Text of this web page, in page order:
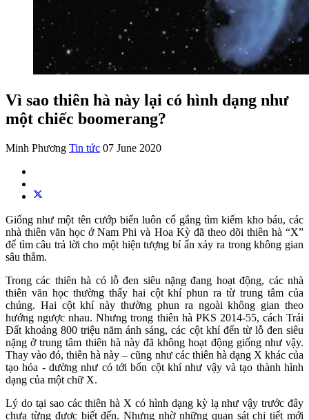
Vì sao thiên hà này lại có hình dạng như
một chiếc boomerang?
Minh Phương Tin tức 07 June 2020
Giống như một tên cướp biển luôn cố gắng tìm kiếm kho báu, các
nhà thiên văn học ở Nam Phi và Hoa Kỳ đã theo dõi thiên hà “X”
để tìm câu trả lời cho một hiện tượng bí ẩn xảy ra trong không gian
sâu thẳm.
Trong các thiên hà có lỗ đen siêu nặng đang hoạt động, các nhà
thiên văn học thường thấy hai cột khí phun ra từ trung tâm của
chúng. Hai cột khí này thường phun ra ngoài không gian theo
hướng ngược nhau. Nhưng trong thiên hà PKS 2014-55, cách Trái
Đất khoảng 800 triệu năm ánh sáng, các cột khí đến từ lỗ đen siêu
nặng ở trung tâm thiên hà này đã không hoạt động giống như vậy.
Thay vào đó, thiên hà này – cũng như các thiên hà dạng X khác của
tạo hóa - dường như có tới bốn cột khí như vậy và tạo thành hình
dạng của một chữ X.
Lý do tại sao các thiên hà X có hình dạng kỳ lạ như vậy trước đây
chưa từng được biết đến. Nhưng nhờ những quan sát chi tiết mới